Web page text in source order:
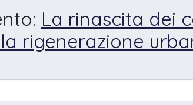
La rinascita dei
rigenerazione